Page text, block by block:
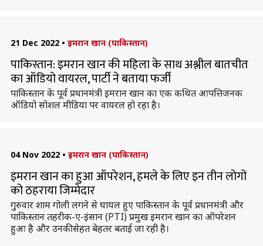
21 Dec 2022 • इमरान खान (पाकिस्तान)
पाकिस्तान: इमरान खान की महिला के साथ अश्लील बातचीत
का ऑडियो वायरल, पार्टी ने बताया फर्जी
पाकिस्तान के पूर्व प्रधानमंत्री इमरान खान का एक कथित आपत्तिजनक
ऑडियो सोशल मीडिया पर वायरल हो रहा है।
04 Nov 2022 • इमरान खान (पाकिस्तान)
इमरान खान का हुआ ऑपरेशन, हमले के लिए इन तीन लोगों
को ठहराया जिम्मेदार
गुरुवार शाम गोली लगने से घायल हुए पाकिस्तान के पूर्व प्रधानमंत्री और
पाकिस्तान तहरीक-ए-इंसान (PTI) प्रमुख इमरान खान का ऑपरेशन
हुआ है और उनकी सेहत बेहतर बताई जा रही है।